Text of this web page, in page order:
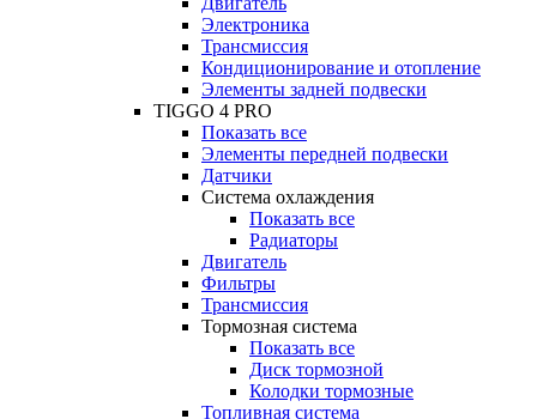
Электроника
Трансмиссия
Кондиционирование и отопление
Элементы задней подвески
TIGGO 4 PRO
Показать все
Элементы передней подвески
Датчики
Система охлаждения
Показать все
Радиаторы
Двигатель
Фильтры
Трансмиссия
Тормозная система
Показать все
Диск тормозной
Колодки тормозные
Топливная система